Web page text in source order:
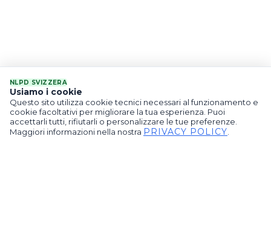
NLPD SVIZZERA
Usiamo i cookie
Questo sito utilizza cookie tecnici necessari al funzionamento e
cookie facoltativi per migliorare la tua esperienza. Puoi
accettarli tutti, rifiutarli o personalizzare le tue preferenze.
Maggiori informazioni nella nostra PRIVACY POLICY